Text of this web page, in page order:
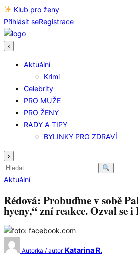
Klub pro ženy
Přihlásit seRegistrace
‹
Aktuální
Krimi
Celebrity
PRO MUŽE
PRO ŽENY
RADY A TIPY
BYLINKY PRO ZDRAVÍ
›
Hledat:
Aktuální
Rédová: Probuďme v sobě
hyeny,“ zní reakce. Ozval se
Autorka / autor Katarina R.